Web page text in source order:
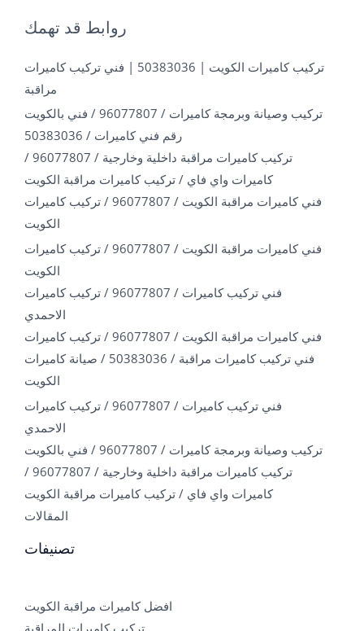
روابط قد تهمك
تركيب كاميرات الكويت | 50383036 | فني تركيب كاميرات
مراقبة
تركيب وصيانة وبرمجة كاميرات / 96077807 / فني بالكويت
رقم فني كاميرات / 50383036
تركيب كاميرات مراقبة داخلية وخارجية / 96077807 /
كاميرات واي فاي / تركيب كاميرات مراقبة الكويت
فني كاميرات مراقبة الكويت / 96077807 / تركيب كاميرات
الكويت
فني كاميرات مراقبة الكويت / 96077807 / تركيب كاميرات
الكويت
فني تركيب كاميرات / 96077807 / تركيب كاميرات
الاحمدي
فني كاميرات مراقبة الكويت / 96077807 / تركيب كاميرات
فني تركيب كاميرات مراقبة / 50383036 / صيانة كاميرات
الكويت
فني تركيب كاميرات / 96077807 / تركيب كاميرات
الاحمدي
تركيب وصيانة وبرمجة كاميرات / 96077807 / فني بالكويت
تركيب كاميرات مراقبة داخلية وخارجية / 96077807 /
كاميرات واي فاي / تركيب كاميرات مراقبة الكويت
المقالات
تصنيفات
افضل كاميرات مراقبة الكويت
تركيب كاميرات المراقبة